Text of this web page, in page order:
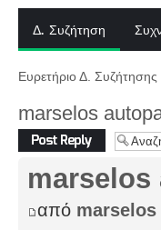
Δ. Συζήτηση
Ευρετήριο Δ. Συζήτησης
marselos
Δημιουργία
απάντησης
marselos
από